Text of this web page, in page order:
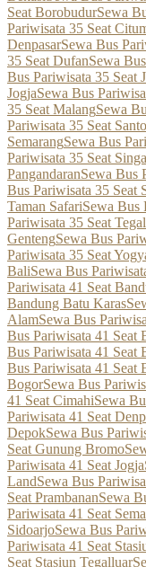
Seat BorobudurSewa
Pariwisata 35 Seat
DenpasarSewa Bus
35 Seat DufanSewa
Bus Pariwisata 35 Seat
JogjaSewa Bus
35 Seat MalangSewa
Pariwisata 35 Seat
SemarangSewa Bus
Pariwisata 35 Seat
PangandaranSewa Bus
Bus Pariwisata 35 Seat
Taman SafariSewa Bus
Pariwisata 35 Seat
GentengSewa Bus
Pariwisata 35 Seat
BaliSewa Bus
Pariwisata 41 Seat
Bandung Batu Karas
AlamSewa Bus
Bus Pariwisata 41 Seat
Bus Pariwisata 41 Seat
Bus Pariwisata 41 Seat
BogorSewa Bus
41 Seat CimahiSewa
Pariwisata 41 Seat
DepokSewa Bus
Seat Gunung Bromo
Pariwisata 41 Seat Jogja
LandSewa Bus
Seat PrambananSewa
Pariwisata 41 Seat
SidoarjoSewa Bus
Pariwisata 41 Seat
Seat Stasiun Tegalluar